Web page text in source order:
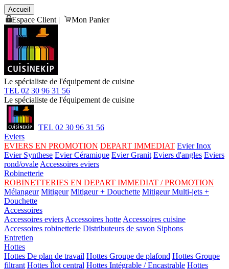
Accueil
Espace Client | Mon Panier
Le spécialiste de l'équipement de cuisine
TEL 02 30 96 31 56
Le spécialiste de l'équipement de cuisine
TEL 02 30 96 31 56
Eviers
EVIERS EN PROMOTION DEPART IMMEDIAT Evier Inox
Evier Synthese Evier Céramique Evier Granit Eviers d'angles Eviers
rond/ovale Accessoires eviers
Robinetterie
ROBINETTERIES EN DEPART IMMEDIAT / PROMOTION
Mélangeur Mitigeur Mitigeur + Douchette Mitigeur Multi-jets +
Douchette
Accessoires
Accessoires eviers Accessoires hotte Accessoires cuisine
Accessoires robinetterie Distributeurs de savon Siphons
Entretien
Hottes
Hottes De plan de travail Hottes Groupe de plafond Hottes Groupe
filtrant Hottes Îlot central Hottes Intégrable / Encastrable Hottes